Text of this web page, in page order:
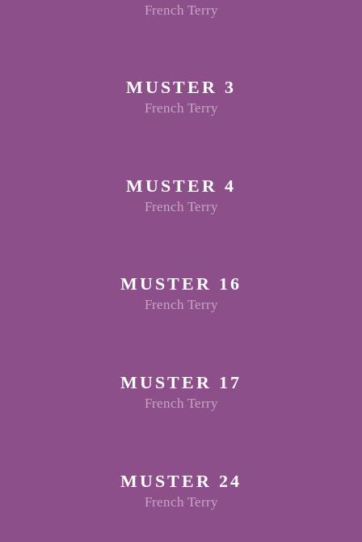
French Terry
MUSTER 3
French Terry
MUSTER 4
French Terry
MUSTER 16
French Terry
MUSTER 17
French Terry
MUSTER 24
French Terry